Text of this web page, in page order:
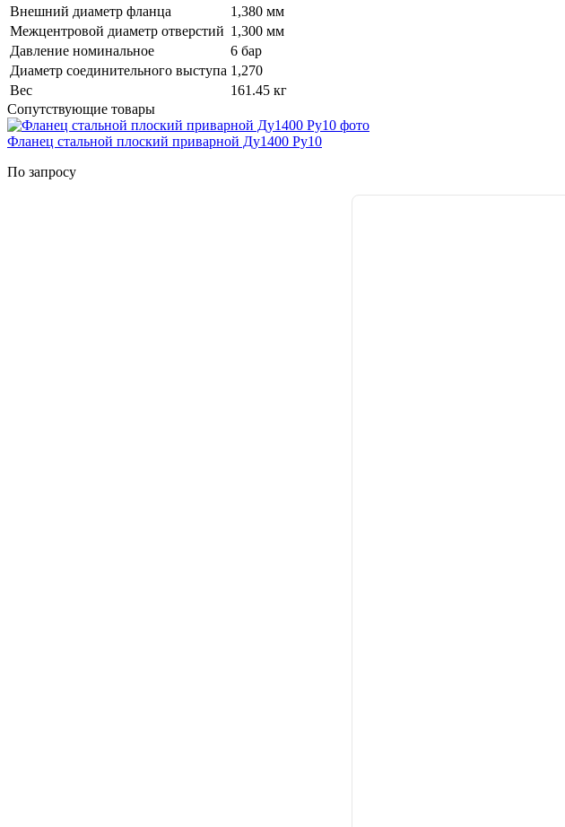
Внешний диаметр фланца
1,380 мм
Межцентровой диаметр отверстий 1,300 мм
Давление номинальное
6 бар
Диаметр соединительного выступа 1,270
Вес
161.45 кг
Сопутствующие товары
Фланец стальной плоский приварной Ду1400 Ру10
По запросу